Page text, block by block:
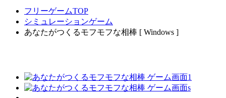
フリーゲームTOP
シミュレーションゲーム
あなたがつくるモフモフな相棒 [ Windows ]